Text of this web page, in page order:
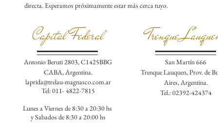
directa. Esperamos próximamente estar más cerca tuyo.
Capital Federal
Antonio Beruti 2803, C1425BBG
CABA, Argentina.
laprida@trelau-magnasco.com.ar
Tel: 011- 4822-7815
Lunes a Viernes de 8:30 a 20:30 hs
y Sabados de 8:30 a 20:00 hs
Trenque
San Martín 666
Trenque Lauquen, Prov. de
Aires, Argentina.
Tel.: 02392-424374